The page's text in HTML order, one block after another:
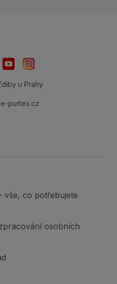
u Prahy
purtex.cz
vše, co potřebujete
osobních